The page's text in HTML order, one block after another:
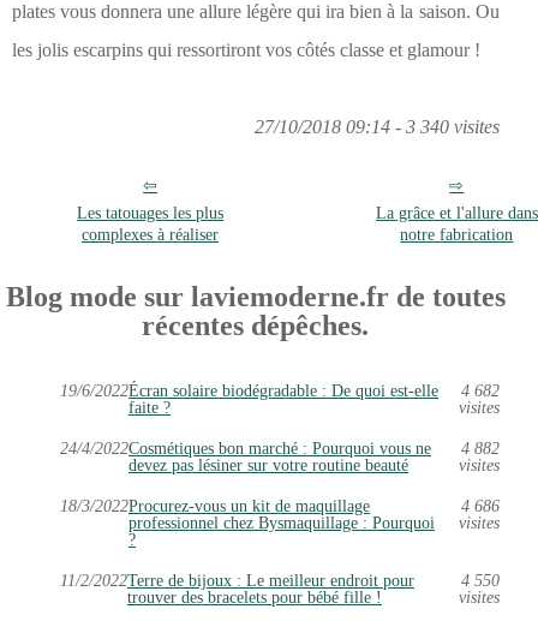
plates vous donnera une allure légère qui ira bien à la saison. Ou
les jolis escarpins qui ressortiront vos côtés classe et glamour !
27/10/2018 09:14 - 3 340 visites
Les tatouages les plus
complexes à réaliser
La grâce et l'allure dans
notre fabrication
Blog mode sur laviemoderne.fr de toutes
récentes dépêches.
19/6/2022Écran solaire biodégradable : De quoi est-elle
faite ?
4 682
visites
24/4/2022Cosmétiques bon marché : Pourquoi vous ne
devez pas lésiner sur votre routine beauté
4 882
visites
18/3/2022Procurez-vous un kit de maquillage
professionnel chez Bysmaquillage : Pourquoi
?
4 686
visites
11/2/2022Terre de bijoux : Le meilleur endroit pour
trouver des bracelets pour bébé fille !
4 550
visites